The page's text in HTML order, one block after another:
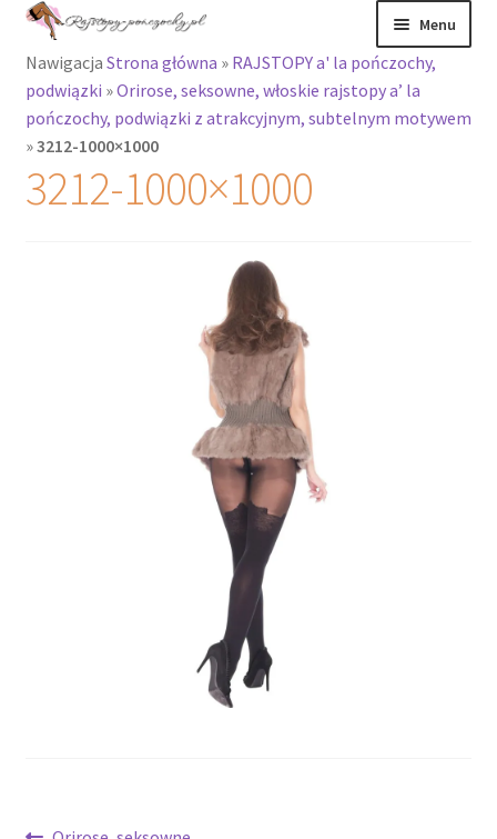
Przejdź
nawigacji
Przejdź
treści
Menu
Rajstopy
Rozwiń
menu
potomne
Rajstopy Orirose
Pończochy i
Nawigacja Strona główna » RAJSTOPY a' la pończochy,
podwiązki »Orirose, seksowne, włoskie rajstopy a’ la
pończochy, podwiązki z atrakcyjnym, subtelnym motywem
»3212-1000×1000
3212-1000×1000